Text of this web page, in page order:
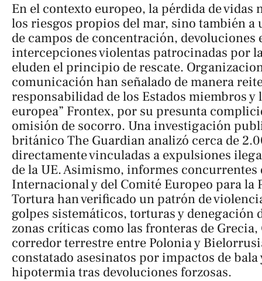
En el contexto europeo, la pérdida de vidas
los riesgos propios del mar, sino también a
de campos de concentración, devoluciones
intercepciones violentas patrocinadas por
eluden el principio de rescate.
comunicación han señalado de manera
responsabilidad de los Estados miembros y
europea” Frontex, por su presunta
omisión de socorro. Una investigación
británico The Guardian analizó cerca de
directamente vinculadas a expulsiones
de la UE. Asimismo, informes concurrentes
Internacional y del Comité Europeo para la
Tortura han verificado un patrón de
golpes sistemáticos, torturas y denegación
zonas críticas como las fronteras de
corredor terrestre entre Polonia y
constatado asesinatos por impactos de bala
hipotermia tras devoluciones forzosas.